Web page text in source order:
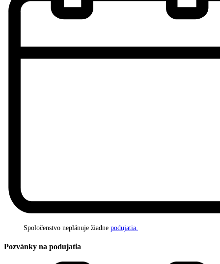
Spoločenstvo neplánuje žiadne podujatia.
Pozvánky na podujatia